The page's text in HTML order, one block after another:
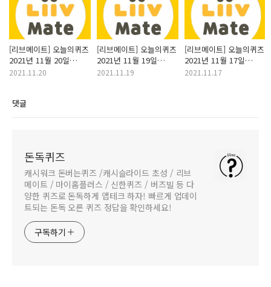
[리브메이트] 오늘의퀴즈
2021년 11월 20일
인형극에 쓰이는
존재’라는 뜻에서
2021.11.20
[리브메이트] 오늘의퀴즈
2021년 11월 19일
강제규 감독의 영화 <
2021.11.19
[리브메이트] 오늘의퀴즈
2021년 11월 17일
프랑스 영화감독 자크
2021.11.17
댓글
돈독퀴즈
캐시워크 돈버는퀴즈 /캐시슬라이드 초성 / 리브
메이트 / 마이홈플러스 / 신한퀴즈 / 버즈빌 등 다
양한 퀴즈로 돈독하게 앱테크 하자! 빠르게 업데이
트되는 돈독 오른 퀴즈 정답을 확인하세요!
구독하기